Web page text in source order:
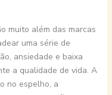
muito além das marcas
uma série de
ansiedade e baixa
a qualidade de vida. A
no espelho, a